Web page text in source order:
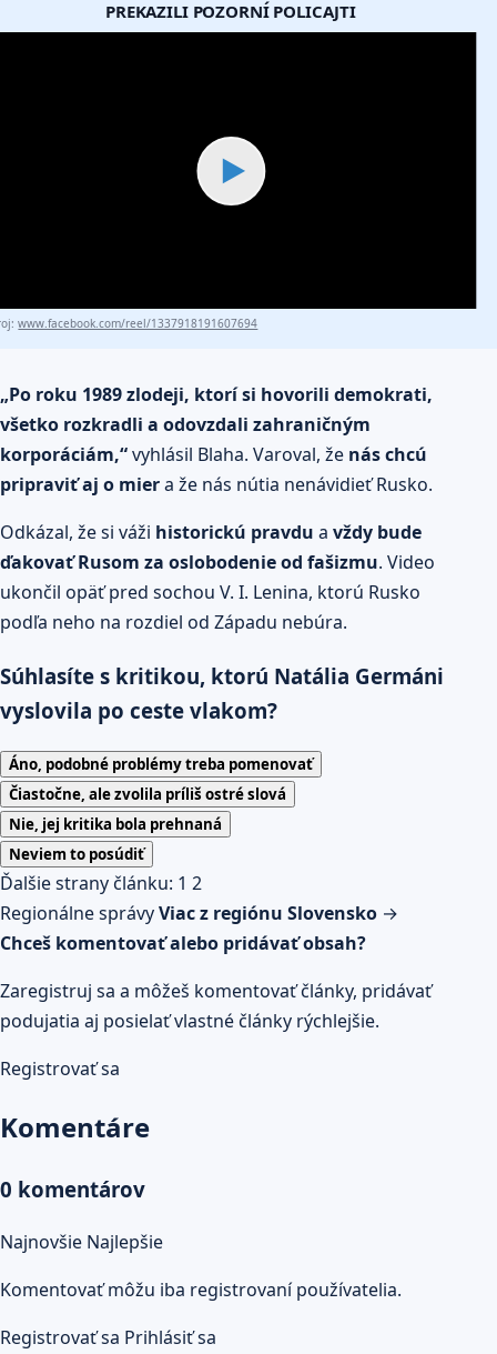
PREKAZILI POZORNÍ POLICAJTI
▶
www.facebook.com/reel/1337918191607694
„Po roku 1989 zlodeji, ktorí si hovorili demokrati,
všetko rozkradli a odovzdali zahraničným
korporáciám,“vyhlásil Blaha. Varoval, že nás chcú
pripraviť aj o miera že nás nútia nenávidieť Rusko.
Odkázal, že si váži historickú pravdu a vždy bude
ďakovať Rusom za oslobodenie od fašizmu. Video
ukončil opäť pred sochou V. I. Lenina, ktorú Rusko
podľa neho na rozdiel od Západu nebúra.
Súhlasíte s kritikou, ktorú Natália Germáni
vyslovila po ceste vlakom?
Áno, podobné problémy treba pomenovať
Čiastočne, ale zvolila príliš ostré slová
Nie, jej kritika bola prehnaná
Neviem to posúdiť
Ďalšie strany článku: 1 2
Regionálne správyViac z regiónu Slovensko →
Chceš komentovať alebo pridávať obsah?
Zaregistruj sa a môžeš komentovať články, pridávať
podujatia aj posielať vlastné články rýchlejšie.
Registrovať sa
Komentáre
0 komentárov
Najnovšie Najlepšie
Komentovať môžu iba registrovaní používatelia.
Registrovať sa Prihlásiť sa